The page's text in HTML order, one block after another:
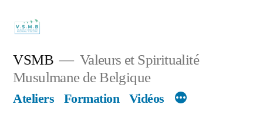
content
VSMB
Valeurs et Spiritualité
Musulmane de Belgique
Ateliers Formation Vidéos